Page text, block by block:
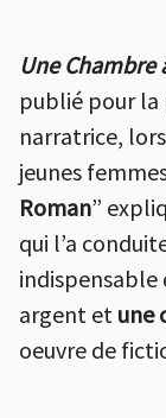
Une Chambre
publié pour la
narratrice,
jeunes
Roman”
qui l’a
indispensable
argent et une
oeuvre de